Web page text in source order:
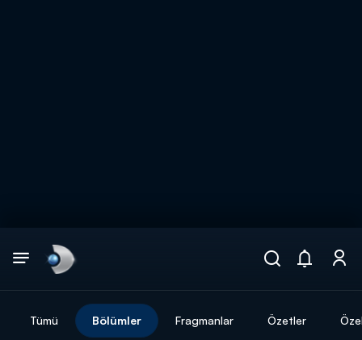
Tümü Bölümler Fragmanlar Özetler